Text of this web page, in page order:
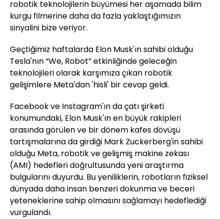
robotik teknolojilerin büyümesi her aşamada bilim
kurgu filmerine daha da fazla yaklaştığımızın
sinyalini bize veriyor.
Geçtiğimiz haftalarda Elon Musk'ın sahibi olduğu
Tesla'nın “We, Robot” etkinliğinde geleceğin
teknolojileri olarak karşımıza çıkan robotik
gelişimlere Meta'dan 'hisli' bir cevap geldi.
Facebook ve Instagram'ın da çatı şirketi
konumundaki, Elon Musk'ın en büyük rakipleri
arasında görülen ve bir dönem kafes dövüşü
tartışmalarına da girdiği Mark Zuckerberg'in sahibi
olduğu Meta, robotik ve gelişmiş makine zekası
(AMI) hedefleri doğrultusunda yeni araştırma
bulgularını duyurdu. Bu yeniliklerin, robotların fiziksel
dünyada daha insan benzeri dokunma ve beceri
yeteneklerine sahip olmasını sağlamayı hedeflediği
vurgulandı.